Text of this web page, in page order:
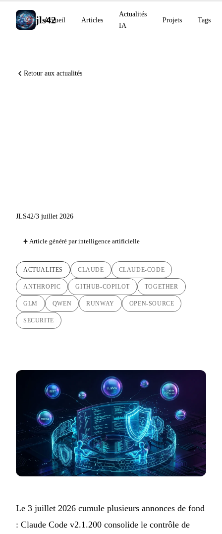
jls42
Accueil Articles
Actualités
IA
Projets Tags
Retour aux actualités
JLS42/3 juillet 2026
Article généré par intelligence artificielle
ACTUALITES CLAUDE CLAUDE-CODE
ANTHROPIC GITHUB-COPILOT TOGETHER
GLM QWEN RUNWAY OPEN-SOURCE
SECURITE
Le 3 juillet 2026 cumule plusieurs annonces de fond
: Claude Code v2.1.200 consolide le contrôle de